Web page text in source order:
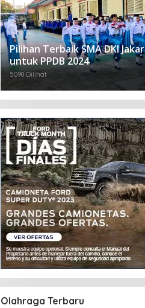
Pilihan Terbaik SMA DKI
untuk PPDB 2024
5098 Dilihat
Olahraga Terbaru